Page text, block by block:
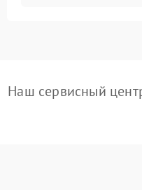
Наш сервисный